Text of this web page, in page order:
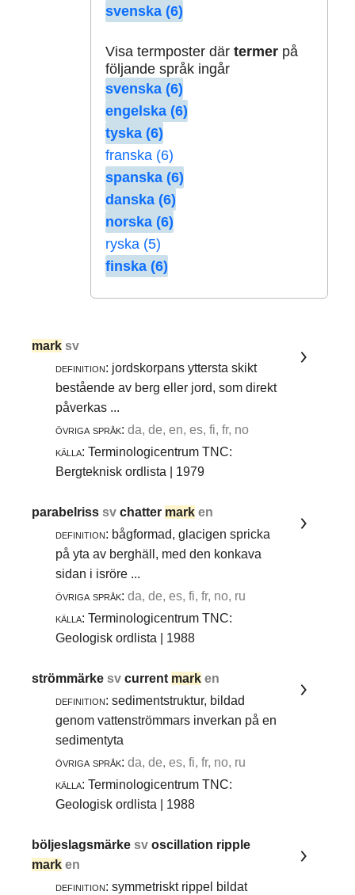
svenska (6)
Visa termposter där termerpå
följande språk ingår
svenska (6)
engelska (6)
tyska (6)
franska (6)
spanska (6)
danska (6)
norska (6)
ryska (5)
finska (6)
mark sv
definition: jordskorpans yttersta skikt
bestående av berg eller jord, som direkt
påverkas ...
övriga språk: da, de, en, es, fi, fr, no
källa: Terminologicentrum TNC:
Bergteknisk ordlista | 1979
parabelrisssvchatter mark en
definition: bågformad, glacigen spricka
på yta av berghäll, med den konkava
sidan i isröre ...
övriga språk: da, de, es, fi, fr, no, ru
källa: Terminologicentrum TNC:
Geologisk ordlista | 1988
strömmärkesvcurrent mark en
definition: sedimentstruktur, bildad
genom vattenströmmars inverkan på en
sedimentyta
övriga språk: da, de, es, fi, fr, no, ru
källa: Terminologicentrum TNC:
Geologisk ordlista | 1988
böljeslagsmärkesvoscillation ripple
mark en
definition: symmetriskt rippel bildat